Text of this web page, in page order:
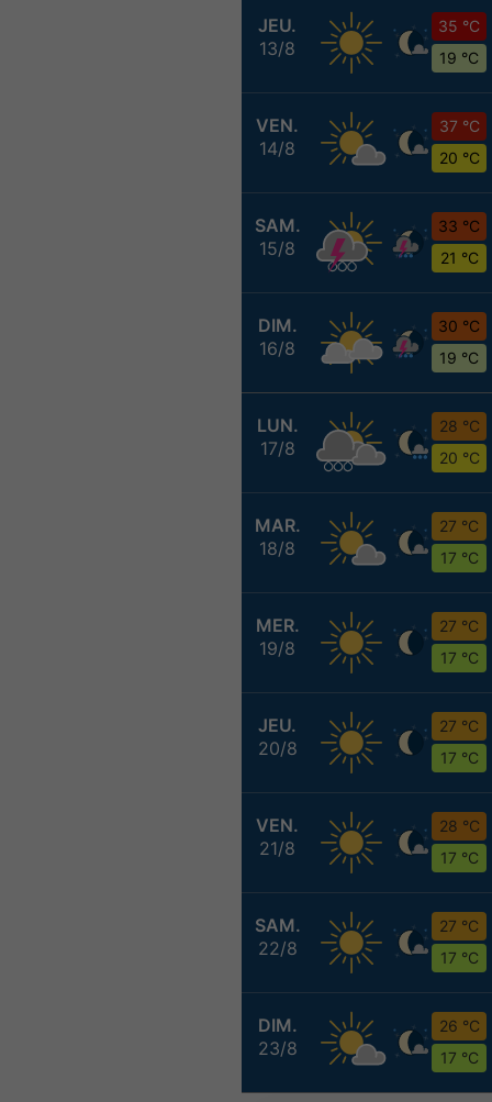
JEU.
13/8
35 °C
19 °C
VEN.
14/8
37 °C
20 °C
SAM.
15/8
33 °C
21 °C
DIM.
16/8
30 °C
19 °C
LUN.
17/8
28 °C
20 °C
MAR.
18/8
27 °C
17 °C
MER.
19/8
27 °C
17 °C
JEU.
20/8
27 °C
17 °C
VEN.
21/8
28 °C
17 °C
SAM.
22/8
27 °C
17 °C
DIM.
23/8
26 °C
17 °C